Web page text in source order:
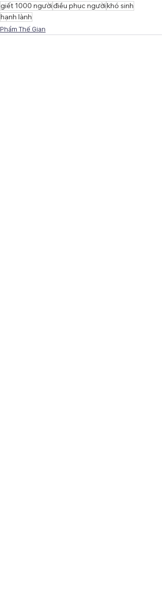
giết 1000 ngườiđiều phục ngườikhó sinh
hạnh lành
Phẩm Thế Gian